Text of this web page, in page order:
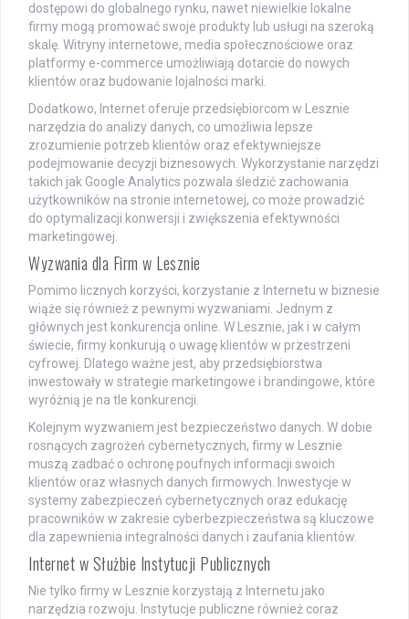
dostępowi do globalnego rynku, nawet niewielkie lokalne
firmy mogą promować swoje produkty lub usługi na szeroką
skalę. Witryny internetowe, media społecznościowe oraz
platformy e-commerce umożliwiają dotarcie do nowych
klientów oraz budowanie lojalności marki.
Dodatkowo, Internet oferuje przedsiębiorcom w Lesznie
narzędzia do analizy danych, co umożliwia lepsze
zrozumienie potrzeb klientów oraz efektywniejsze
podejmowanie decyzji biznesowych. Wykorzystanie narzędzi
takich jak Google Analytics pozwala śledzić zachowania
użytkowników na stronie internetowej, co może prowadzić
do optymalizacji konwersji i zwiększenia efektywności
marketingowej.
Wyzwania dla Firm w Lesznie
Pomimo licznych korzyści, korzystanie z Internetu w biznesie
wiąże się również z pewnymi wyzwaniami. Jednym z
głównych jest konkurencja online. W Lesznie, jak i w całym
świecie, firmy konkurują o uwagę klientów w przestrzeni
cyfrowej. Dlatego ważne jest, aby przedsiębiorstwa
inwestowały w strategie marketingowe i brandingowe, które
wyróżnią je na tle konkurencji.
Kolejnym wyzwaniem jest bezpieczeństwo danych. W dobie
rosnących zagrożeń cybernetycznych, firmy w Lesznie
muszą zadbać o ochronę poufnych informacji swoich
klientów oraz własnych danych firmowych. Inwestycje w
systemy zabezpieczeń cybernetycznych oraz edukację
pracowników w zakresie cyberbezpieczeństwa są kluczowe
dla zapewnienia integralności danych i zaufania klientów.
Internet w Służbie Instytucji Publicznych
Nie tylko firmy w Lesznie korzystają z Internetu jako
narzędzia rozwoju. Instytucje publiczne również coraz